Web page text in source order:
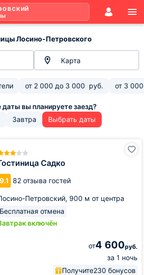
Лосино-Петровского
Карта
от 2 000 до 3 000 руб. от 3 000
Завтра Выбрать даты
Садко
9.1 82 отзыва гостей
Петровский, 900 м от центра
Бесплатная отмена
включён
от4 600руб.
за 1 ночь
Получите230 бонусов